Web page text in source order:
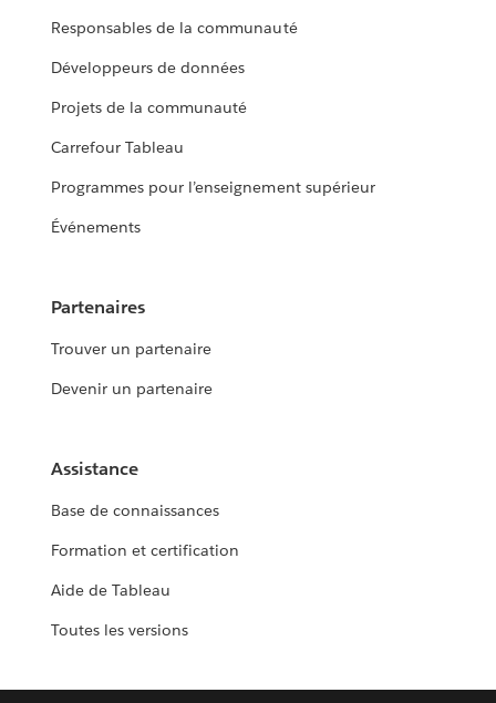
Responsables de la communauté
Développeurs de données
Projets de la communauté
Carrefour Tableau
Programmes pour l’enseignement supérieur
Événements
Partenaires
Trouver un partenaire
Devenir un partenaire
Assistance
Base de connaissances
Formation et certification
Aide de Tableau
Toutes les versions